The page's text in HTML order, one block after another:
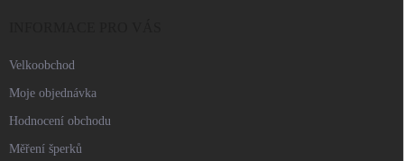
Velkoobchod
Moje objednávka
Hodnocení obchodu
Měření šperků